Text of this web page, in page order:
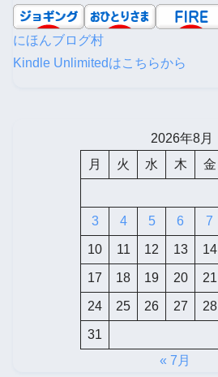
にほんブログ村
Kindle Unlimitedはこちらから
2026年8月
月
火 水 木 金
3 4 5 6 7
10 11 12 13 14
17 18 19 20 21
24 25 26 27 28
31
« 7月